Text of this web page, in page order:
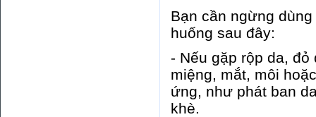
Bạn cần ngừng
huống sau đây:
- Nếu gặp rộp da,
miệng, mắt, môi
ứng, như phát ban
khè.